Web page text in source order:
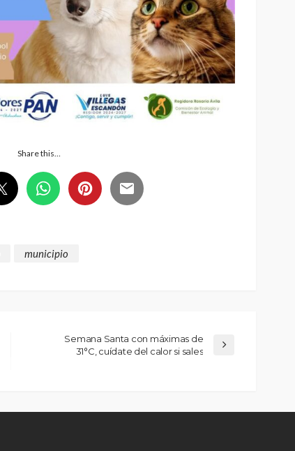
Share this…
municipio
Semana Santa con máximas de
31°C, cuídate del calor si sales